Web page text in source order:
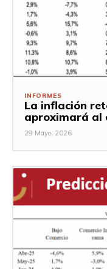
INFORMES
La inflación
aproximará al
29 Mayo, 2026